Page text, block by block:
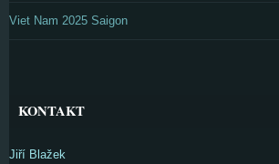
Viet Nam 2025 Saigon
KONTAKT
Jiří Blažek